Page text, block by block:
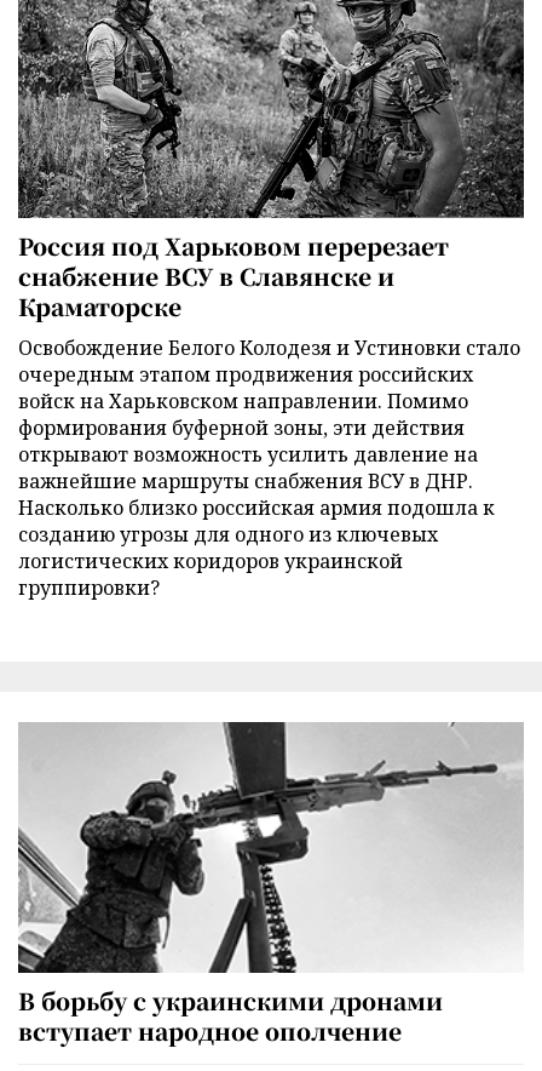
Россия под Харьковом перерезает
снабжение ВСУ в Славянске и
Краматорске
Освобождение Белого Колодезя и Устиновки стало
очередным этапом продвижения российских
войск на Харьковском направлении. Помимо
формирования буферной зоны, эти действия
открывают возможность усилить давление на
важнейшие маршруты снабжения ВСУ в ДНР.
Насколько близко российская армия подошла к
созданию угрозы для одного из ключевых
логистических коридоров украинской
группировки?
В борьбу с украинскими дронами
вступает народное ополчение